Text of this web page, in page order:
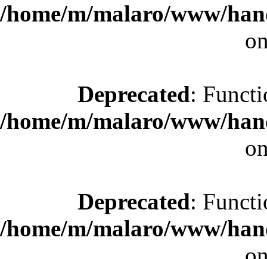
/home/m/malaro/www/
Deprecated:
/home/m/malaro/www/
Deprecated:
/home/m/malaro/www/